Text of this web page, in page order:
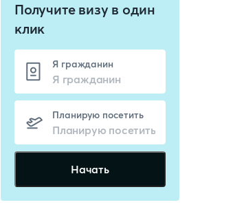
Получите визу в один
клик
Я гражданин
Планирую посетить
Начать